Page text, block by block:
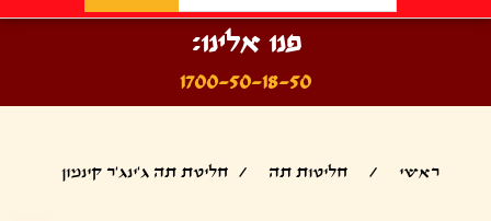
פנו אלינו:
1700-50-18-50
ראשי / חליטות תה / חליטת תה ג'ינג'ר קינמון